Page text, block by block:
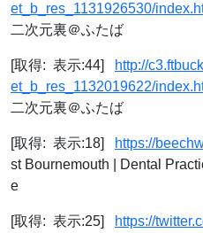
et_b_res_1131926530/
二次元裏＠ふたば
[取得: 表示:44]
http://
et_b_res_1132019622/
二次元裏＠ふたば
[取得: 表示:18] https://
st Bournemouth | Dental
e
[取得: 表示:25]
https://